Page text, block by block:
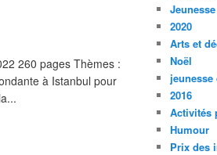
260 pages Thèmes :
à Istanbul pour
2020
Arts et
Noël
jeunesse
2016
Activités
Humour
Prix des